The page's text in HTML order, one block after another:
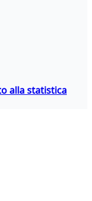
alla statistica